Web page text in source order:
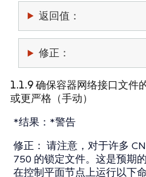
返回值：
修正：
1.1.9 确保容器网络接口文件
或更严格（手动）
*结果：*警告
修正： 请注意，对于许多
750 的锁定文件。这是预期
在控制平面节点上运行以下